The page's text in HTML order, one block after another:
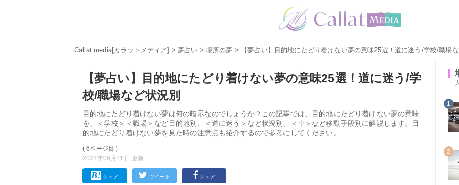
Callat media[カラットメディア] >夢占い > 場所の夢 > 【夢占い】目的地にたどり着けない夢の意味25選！道に迷う/学校/職場な
【夢占い】目的地にたどり着けない夢の意味25選！道に迷う/学
校/職場など状況別
目的地にたどり着けない夢は何の暗示なのでしょうか？この記事では、目的地にたどり着けない夢の意味
を、＜学校＞＜職場＞など目的地別、＜道に迷う＞など状況別、＜車＞など移動手段別に解説します。目
的地にたどり着けない夢を見た時の注意点も紹介するので参考にしてください。
( 6ページ目 )
2023年09月21日 更新
シェア ツイート シェア
1
2